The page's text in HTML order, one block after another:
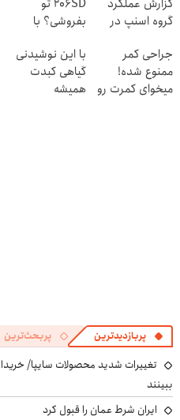
گزارش عملکرد
گروه اسنپ در
206SD تو
بفروشی؟ با
و امن بفروش
جراحی کمر
ممنوع شده!
میخوای کمرت رو
با این نوشیدنی
گیاهی کبدت
همیشه
پربازدیدترین پربحث‌ترین
ببینند
ایران شرط عمان را قبول کرد